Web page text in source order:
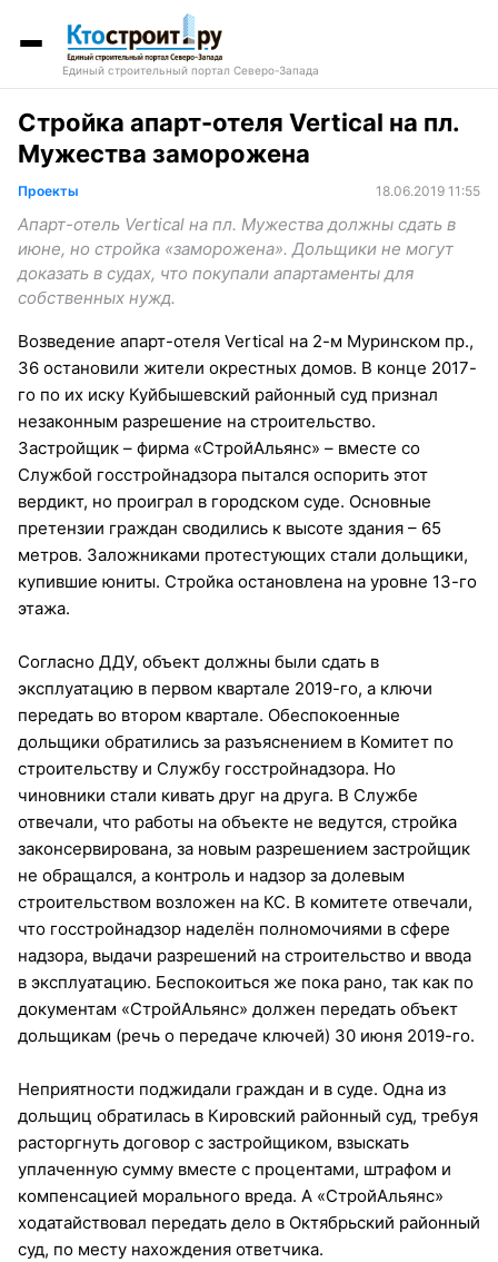
Единый строительный портал Северо-Запада
Стройка апарт-отеля Vertical на пл.
Мужества заморожена
Проекты 18.06.2019 11:55
Апарт-отель Vertical на пл. Мужества должны сдать в
июне, но стройка «заморожена». Дольщики не могут
доказать в судах, что покупали апартаменты для
собственных нужд.
Возведение апарт-отеля Vertical на 2-м Муринском пр.,
36 остановили жители окрестных домов. В конце 2017-
го по их иску Куйбышевский районный суд признал
незаконным разрешение на строительство.
Застройщик – фирма «СтройАльянс» – вместе со
Службой госстройнадзора пытался оспорить этот
вердикт, но проиграл в городском суде. Основные
претензии граждан сводились к высоте здания – 65
метров. Заложниками протестующих стали дольщики,
купившие юниты. Стройка остановлена на уровне 13-го
этажа.
Согласно ДДУ, объект должны были сдать в
эксплуатацию в первом квартале 2019-го, а ключи
передать во втором квартале. Обеспокоенные
дольщики обратились за разъяснением в Комитет по
строительству и Службу госстройнадзора. Но
чиновники стали кивать друг на друга. В Службе
отвечали, что работы на объекте не ведутся, стройка
законсервирована, за новым разрешением застройщик
не обращался, а контроль и надзор за долевым
строительством возложен на КС. В комитете отвечали,
что госстройнадзор наделён полномочиями в сфере
надзора, выдачи разрешений на строительство и ввода
в эксплуатацию. Беспокоиться же пока рано, так как по
документам «СтройАльянс» должен передать объект
дольщикам (речь о передаче ключей) 30 июня 2019-го.
Неприятности поджидали граждан и в суде. Одна из
дольщиц обратилась в Кировский районный суд, требуя
расторгнуть договор с застройщиком, взыскать
уплаченную сумму вместе с процентами, штрафом и
компенсацией морального вреда. А «СтройАльянс»
ходатайствовал передать дело в Октябрьский районный
суд, по месту нахождения ответчика.